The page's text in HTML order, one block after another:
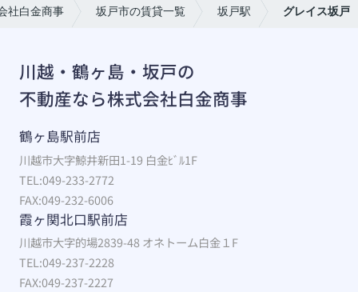
社白金商事 坂戸市の賃貸一覧 坂戸駅 グレイス坂戸
川越・鶴ヶ島・坂戸の
不動産なら株式会社白金商事
鶴ヶ島駅前店
川越市大字鯨井新田1-19 白金ﾋﾞﾙ1F
TEL:049-233-2772
FAX:049-232-6006
霞ヶ関北口駅前店
川越市大字的場2839-48 オネトーム白金１F
TEL:049-237-2228
FAX:049-237-2227